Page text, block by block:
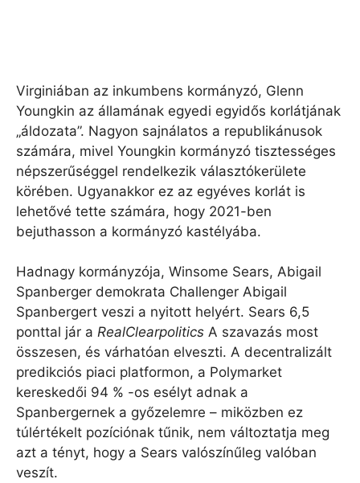
Virginiában az inkumbens kormányzó, Glenn
Youngkin az államának egyedi egyidős korlátjának
„áldozata”. Nagyon sajnálatos a republikánusok
számára, mivel Youngkin kormányzó tisztességes
népszerűséggel rendelkezik választókerülete
körében. Ugyanakkor ez az egyéves korlát is
lehetővé tette számára, hogy 2021-ben
bejuthasson a kormányzó kastélyába.
Hadnagy kormányzója, Winsome Sears, Abigail
Spanberger demokrata Challenger Abigail
Spanbergert veszi a nyitott helyért. Sears 6,5
ponttal jár a RealClearpolitics A szavazás most
összesen, és várhatóan elveszti. A decentralizált
predikciós piaci platformon, a Polymarket
kereskedői 94 % -os esélyt adnak a
Spanbergernek a győzelemre – miközben ez
túlértékelt pozíciónak tűnik, nem változtatja meg
azt a tényt, hogy a Sears valószínűleg valóban
veszít.